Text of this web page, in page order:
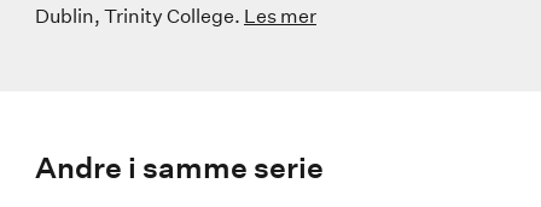
Dublin, Trinity College. Les mer
Andre i samme serie